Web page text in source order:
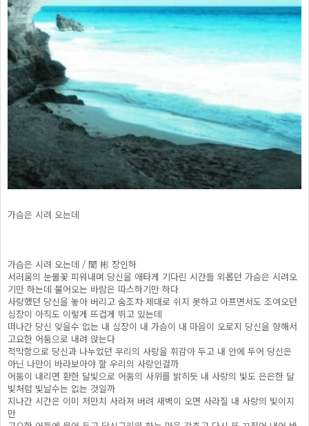
가슴은 시려 오는데
가슴은 시려 오는데 / 誾 彬 장인하
서러움의 눈물꽃 피워내며 당신을 애타게 기다린 시간들 외롭던 가슴은 시려오
기만 하는데 불어오는 바람은 따스하기만 하다
사랑했던 당신을 놓아 버리고 숨조차 제대로 쉬지 못하고 아프면서도 조여오던
심장이 아직도 이렇게 뜨겁게 뛰고 있는데
떠나간 당신 잊을수 없는 내 심장이 내 가슴이 내 마음이 오로지 당신을 향해서
고요한 어둠으로 내려 앉는다
적막함으로 당신과 나누었던 우리의 사랑을 휘감아 두고 내 안에 두어 당신은
아닌 나만이 바라보아야 할 우리의 사랑인걸까
어둠이 내리면 환한 달빛으로 어둠의 사위를 밝히듯 내 사랑의 빛도 은은한 달
빛처럼 빛날수는 없는 것일까
지나간 시간은 이미 저만치 사라져 버려 새벽이 오면 사라질 내 사랑의 빛이지
만